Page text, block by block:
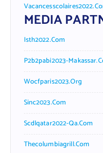
MEDIA
Isth2022.com
P2b2pabi2023-
Wocfparis2023.org
Sinc2023.com
Scdlqatar2022-Qa.com
Thecolumbiagrill.com